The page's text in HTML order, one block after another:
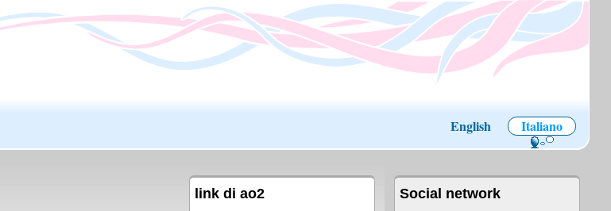
English Italiano
link di ao2 Social network